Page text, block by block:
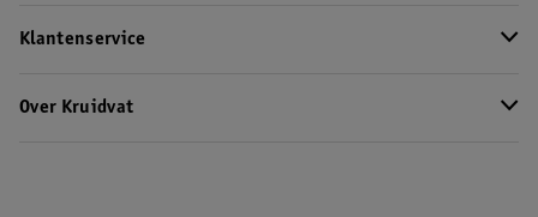
Klantenservice
Over Kruidvat